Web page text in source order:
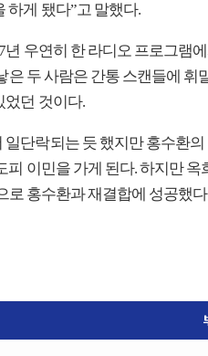
하게 됐다”고 말했다.
우연히 한 라디오 프로그램
은 두 사람은 간통 스캔들에 휘
었던 것이다.
단락되는 듯 했지만 홍수환의
이민을 가게 된다. 하지만 옥
로 홍수환과 재결합에 성공했